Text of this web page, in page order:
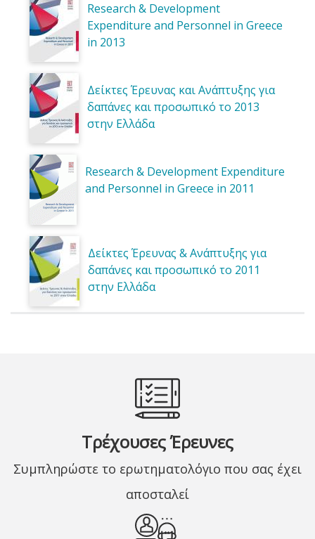
Research & Development
Expenditure and Personnel in Greece
in 2013
Δείκτες Έρευνας και Ανάπτυξης για
δαπάνες και προσωπικό το 2013
στην Ελλάδα
Research & Development Expenditure
and Personnel in Greece in 2011
Δείκτες Έρευνας & Ανάπτυξης για
δαπάνες και προσωπικό το 2011
στην Ελλάδα
Τρέχουσες Έρευνες
Συμπληρώστε το ερωτηματολόγιο που σας έχει
αποσταλεί